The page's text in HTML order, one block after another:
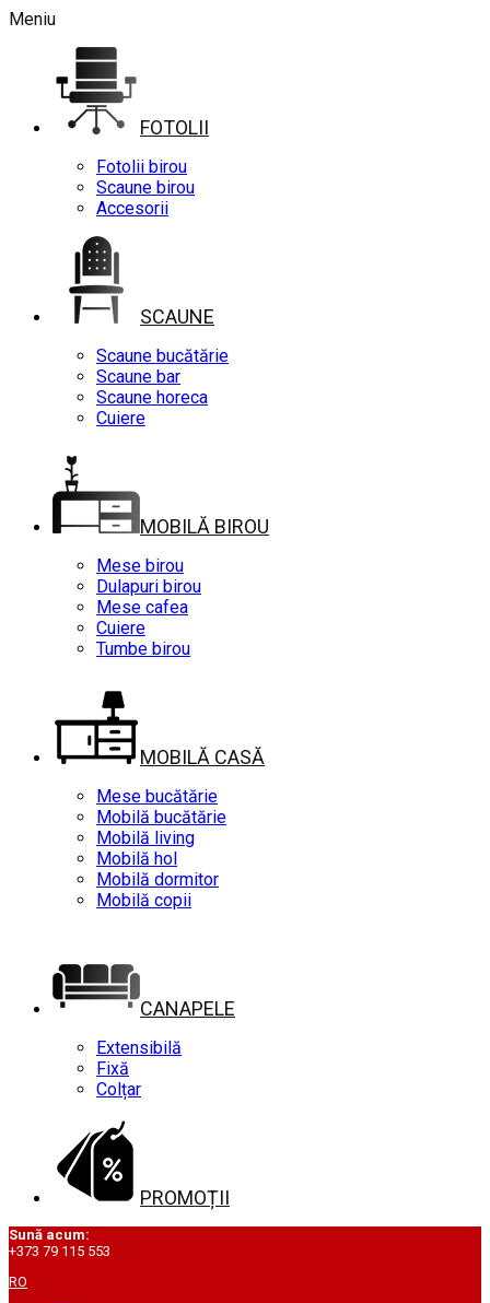
Meniu
FOTOLII
Fotolii birou
Scaune birou
Accesorii
SCAUNE
Scaune bucătărie
Scaune bar
Scaune horeca
Cuiere
MOBILĂ BIROU
Mese birou
Dulapuri birou
Mese cafea
Cuiere
Tumbe birou
MOBILĂ CASĂ
Mese bucătărie
Mobilă bucătărie
Mobilă living
Mobilă hol
Mobilă dormitor
Mobilă copii
CANAPELE
Extensibilă
Fixă
Colțar
PROMOȚII
Sună acum:
+373 79 115 553
RO